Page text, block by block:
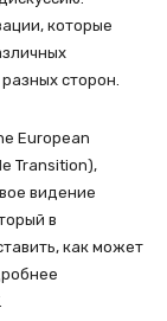
которые
сторон.
European
Transition),
видение
в
как может